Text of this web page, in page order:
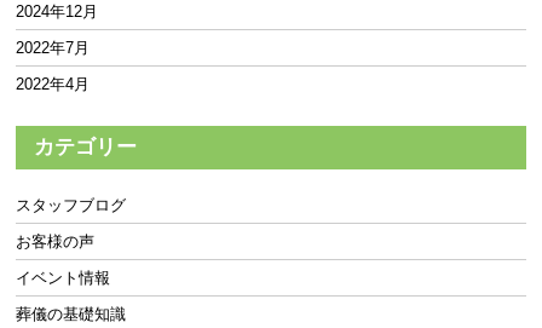
2024年12月
2022年7月
2022年4月
カテゴリー
スタッフブログ
お客様の声
イベント情報
葬儀の基礎知識